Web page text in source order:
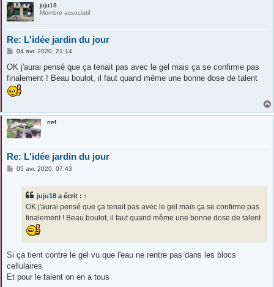
juju18
Membre associatif
Re: L'idée jardin du jour
M
s
a
g
e
04 avr. 2020, 21:14
OK j'aurai pensé que ça tenait pas avec le gel mais ça se confirme pas
finalement ! Beau boulot, il faut quand même une bonne dose de talent
nef
Re: L'idée jardin du jour
M05 avr. 2020, 07:43
juju18 a écrit : ↑
OK j'aurai pensé que ça tenait pas avec le gel mais ça se confirme pas
finalement ! Beau boulot, il faut quand même une bonne dose de talent
Si ça tient contre le gel vu que l'eau ne rentre pas dans les blocs
cellulaires
Et pour le talent on en a tous